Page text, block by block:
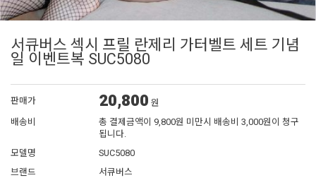
서큐버스 섹시 프릴 란제리 가터벨트 세트 기념
일 이벤트복 SUC5080
판매가 20,800 원
배송비
총 결제금액이 9,800원 미만시 배송비 3,000원이 청구
됩니다.
모델명
SUC5080
브랜드
서큐버스